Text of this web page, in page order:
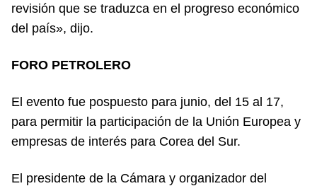
revisión que se traduzca en el progreso económico
del país», dijo.
FORO PETROLERO
El evento fue pospuesto para junio, del 15 al 17,
para permitir la participación de la Unión Europea y
empresas de interés para Corea del Sur.
El presidente de la Cámara y organizador del